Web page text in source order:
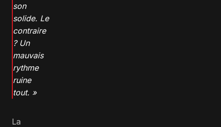
son
solide. Le
contraire
? Un
mauvais
rythme
ruine
tout. »
La